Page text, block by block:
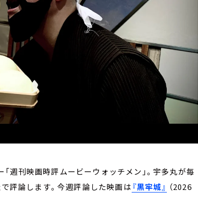
週刊映画時評ムービーウォッチメン」。宇多丸が毎
評論します。今週評論した映画は 『黒牢城』 （2026